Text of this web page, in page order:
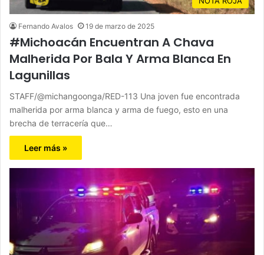
Fernando Avalos 19 de marzo de 2025
#Michoacán Encuentran A Chava
Malherida Por Bala Y Arma Blanca En
Lagunillas
STAFF/@michangoonga/RED-113 Una joven fue encontrada
malherida por arma blanca y arma de fuego, esto en una
brecha de terracería que…
Leer más »